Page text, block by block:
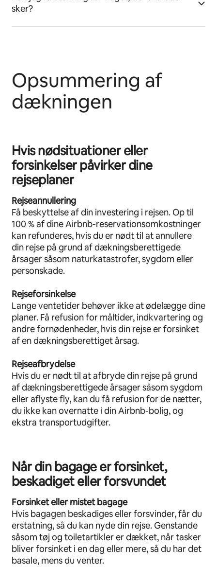
sker?
Opsummering af
dækningen
Hvis nødsituationer eller
forsinkelser påvirker dine
rejseplaner
Rejseannullering
Få beskyttelse af din investering i rejsen. Op til
100 % af dine Airbnb-reservationsomkostninger
kan refunderes, hvis du er nødt til at annullere
din rejse på grund af dækningsberettigede
årsager såsom naturkatastrofer, sygdom eller
personskade.
Rejseforsinkelse
Lange ventetider behøver ikke at ødelægge dine
planer. Få refusion for måltider, indkvartering og
andre fornødenheder, hvis din rejse er forsinket
af en dækningsberettiget årsag.
Rejseafbrydelse
Hvis du er nødt til at afbryde din rejse på grund
af dækningsberettigede årsager såsom sygdom
eller aflyste fly, kan du få refusion for de nætter,
du ikke kan overnatte i din Airbnb-bolig, og
ekstra transportudgifter.
Når din bagage er forsinket,
beskadiget eller forsvundet
Forsinket eller mistet bagage
Hvis bagagen beskadiges eller forsvinder, får du
erstatning, så du kan nyde din rejse. Genstande
såsom tøj og toiletartikler er dækket, når tasker
bliver forsinket i en dag eller mere, så du har det
basale, mens du venter.